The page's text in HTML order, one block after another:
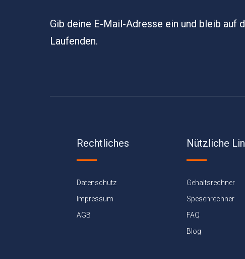
Gib deine E-Mail-Adresse ein und bleib auf
Laufenden.
Rechtliches
Datenschutz
Impressum
AGB
Nützliche
Gehaltsrechner
Spesenrechner
FAQ
Blog